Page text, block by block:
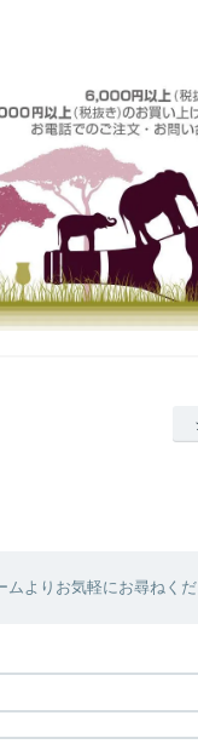
ムよりお気軽にお尋ねく